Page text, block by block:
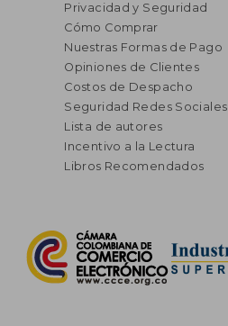
Privacidad y Seguridad
Cómo Comprar
Nuestras Formas de Pago
Opiniones de Clientes
Costos de Despacho
Seguridad Redes Sociales
Lista de autores
Incentivo a la Lectura
Libros Recomendados